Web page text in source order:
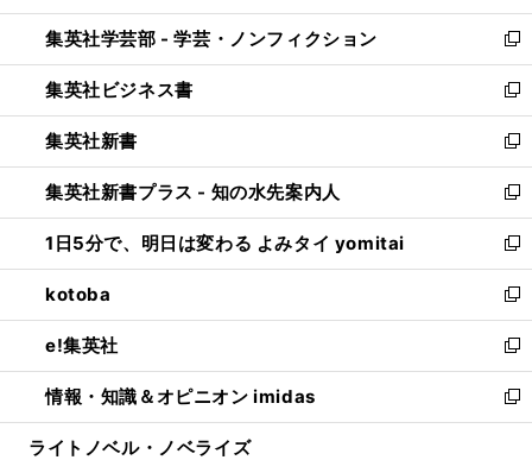
開
く
ウ
で
開
く
ン
ド
ウ
で
開
く
ウ
ィ
ン
ド
ウ
で
開
く
集英社学芸部 - 学芸・ノンフィクション
新
し
い
ウ
ィ
ン
ド
ウ
で
開
く
集英社ビジネス書
新
し
い
ウ
ィ
ン
ド
ウ
で
開
く
集英社新書
新
し
い
ウ
ィ
ン
ド
ウ
で
開
く
集英社新書プラス - 知の水先案内人
新
し
い
ウ
ィ
ン
ド
ウ
で
開
1日5分で、明日は変わる よみタイ yomitai
新
し
い
ウ
ィ
ン
ド
ウ
kotoba
新
し
い
ウ
ィ
ン
e!集英社
新
し
い
ウ
情報・知識＆オピニオン imidas
新
し
ライトノベル・ノベライズ